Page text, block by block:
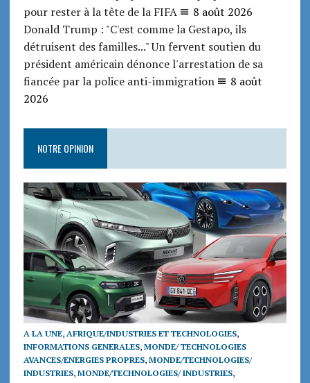
pour rester à la tête de la FIFA
8 août 2026
Donald Trump : "C'est comme la Gestapo, ils
détruisent des familles..." Un fervent soutien du
président américain dénonce l'arrestation de sa
fiancée par la police anti-immigration
8 août
2026
NOTRE OPINION
A LA UNE, AFRIQUE/INDUSTRIES ET TECHNOLOGIES,
INFORMATIONS GENERALES, MONDE/ TECHNOLOGIES
AVANCES/ENERGIES PROPRES, MONDE/TECHNOLOGIES/
INDUSTRIES, MONDE/TECHNOLOGIES/ INDUSTRIES,